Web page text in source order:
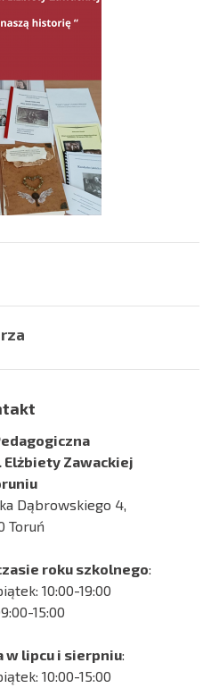
Elżbiety Zawackiej
Dąbrowskiego 4,
Toruń
roku szkolnego:
10:00-19:00
15:00
w lipcu i sierpniu:
10:00-15:00